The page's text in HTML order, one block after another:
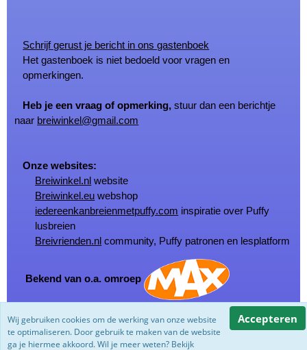
Schrijf gerust je bericht in ons gastenboek
Het gastenboek is niet bedoeld voor vragen en
opmerkingen.
Heb je een vraag of opmerking, stuur dan een berichtje
naar breiwinkel@gmail.com
Onze websites:
Breiwinkel.nl website
Breiwinkel.eu webshop
iedereenkanbreienmetpuffy.com inspiratie over Puffy
lusbreien
Breivrienden.nl community, Puffy patronen en lesplatform
Bekend van o.a. omroep
© Copyright Breiwinkel.nl 2002 - 2026
Powered by
Wij gebruiken cookies om de werking van onze website
te optimaliseren. Door gebruik te maken van de website
ga je hiermee akkoord. Wil je meer weten? Bekijk
Accepteren